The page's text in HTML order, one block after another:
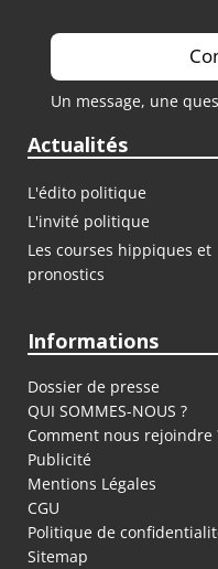
Un message, une
Actualités
L'édito politique
L'invité politique
Les courses hippiques et
pronostics
Informations
Dossier de presse
QUI SOMMES-NOUS ?
Comment nous rejoindre
Publicité
Mentions Légales
CGU
Politique de
Sitemap